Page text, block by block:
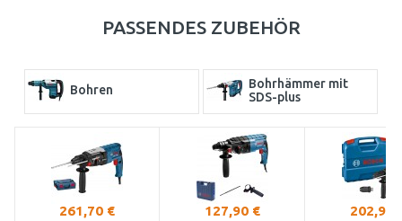
PASSENDES ZUBEHÖR
Bohren
Bohrhämmer mit
SDS-plus
261,70 € 127,90 € 202,90